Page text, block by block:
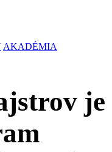
AKADÉMIA
je